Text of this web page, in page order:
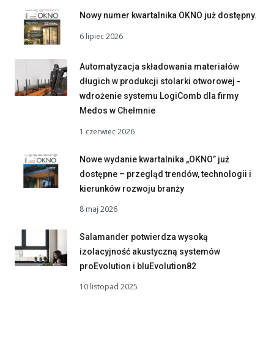
Nowy numer kwartalnika OKNO już dostępny.
6 lipiec 2026
Automatyzacja składowania materiałów
długich w produkcji stolarki otworowej -
wdrożenie systemu LogiComb dla firmy
Medos w Chełmnie
1 czerwiec 2026
Nowe wydanie kwartalnika „OKNO” już
dostępne – przegląd trendów, technologii i
kierunków rozwoju branży
8 maj 2026
Salamander potwierdza wysoką
izolacyjność akustyczną systemów
proEvolution i bluEvolution82
10 listopad 2025